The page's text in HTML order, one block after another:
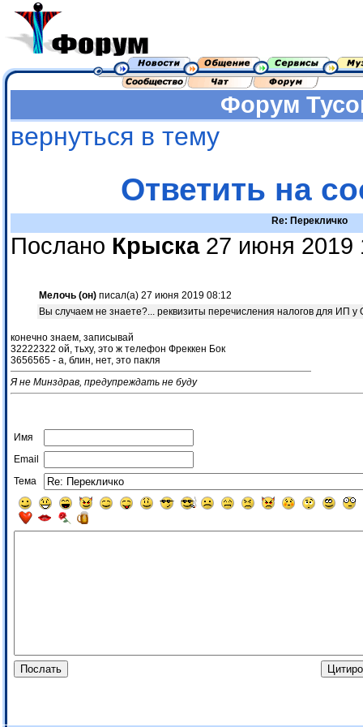
Форум
вернуться в тему
Ответить на
Re: Перекличко
Послано Крыска27 июня 2019
Мелочь (он) писал(а) 27 июня 2019 08:12
Вы случаем не знаете?... реквизиты перечисления налогов для ИП у
конечно знаем, записывай
32222322 ой, тьху, это ж телефон Фреккен Бок
3656565 - а, блин, нет, это пакля
Я не Минздрав, предупреждать не буду
Имя
Email
Тема